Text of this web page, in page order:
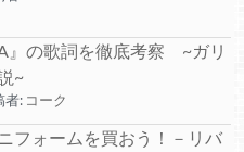
』の歌詞を徹底考察 ~ガリ
~
者: コーク
フォームを買おう！－リバ